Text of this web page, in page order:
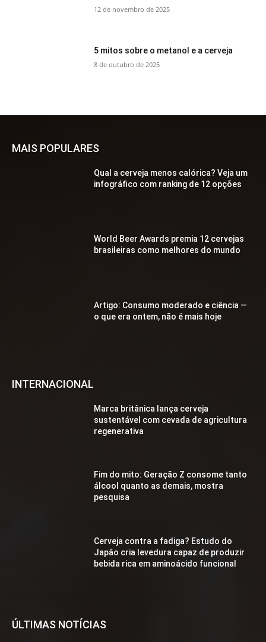
12 de novembro de 2025
5 mitos sobre o metanol e a cerveja
8 de outubro de 2025
MAIS POPULARES
Qual a cerveja menos calórica? Veja um
infográfico com ranking de 12 opções
World Beer Awards premia 12 cervejas
brasileiras como melhores do mundo
Artigo: Consumo moderado e ciência —
o que era ontem, não é mais hoje
INTERNACIONAL
Marca britânica lança cerveja
sustentável com cevada de agricultura
regenerativa
Fim do mito: Geração Z consome tanto
álcool quanto as demais, mostra
pesquisa
Cerveja contra a fadiga? Estudo do
Japão cria levedura capaz de produzir
bebida rica em aminoácido funcional
ÚLTIMAS NOTÍCIAS